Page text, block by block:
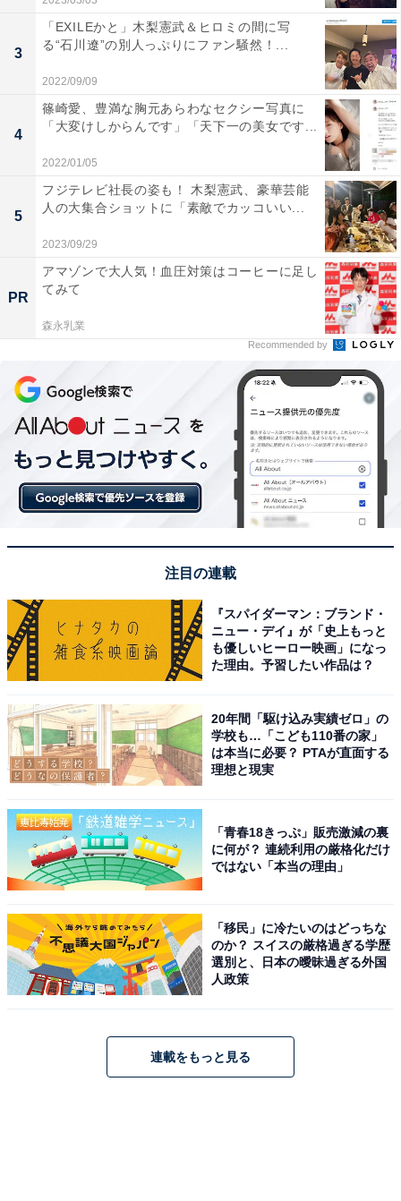
3
「EXILEかと」木梨憲武＆ヒロミの間に写
る“石川遼”の別人っぷりにファン騒然！...
2022/09/09
4
篠崎愛、豊満な胸元あらわなセクシー写真に
「大変けしからんです」「天下一の美女です...
2022/01/05
5
フジテレビ社長の姿も！ 木梨憲武、豪華芸能
人の大集合ショットに「素敵でカッコいい...
2023/09/29
PR
アマゾンで大人気！血圧対策はコーヒーに足し
てみて
森永乳業
Recommended by
注目の連載
『スパイダーマン：ブランド・
ニュー・デイ』が「史上もっと
も優しいヒーロー映画」になっ
た理由。予習したい作品は？
20年間「駆け込み実績ゼロ」の
学校も…「こども110番の家」
は本当に必要？ PTAが直面する
理想と現実
「青春18きっぷ」販売激減の裏
に何が？ 連続利用の厳格化だけ
ではない「本当の理由」
「移民」に冷たいのはどっちな
のか？ スイスの厳格過ぎる学歴
選別と、日本の曖昧過ぎる外国
人政策
連載をもっと見る